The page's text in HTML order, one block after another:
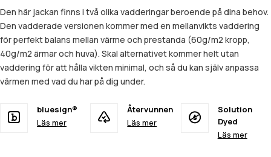
Den här jackan finns i två olika vadderingar beroende på dina behov.
Den vadderade versionen kommer med en mellanvikts vaddering
för perfekt balans mellan värme och prestanda (60g/m2 kropp,
40g/m2 ärmar och huva). Skal alternativet kommer helt utan
vaddering för att hålla vikten minimal, och så du kan själv anpassa
värmen med vad du har på dig under.
bluesign®
Läs mer
Återvunnen
Läs mer
Solution
Dyed
Läs mer